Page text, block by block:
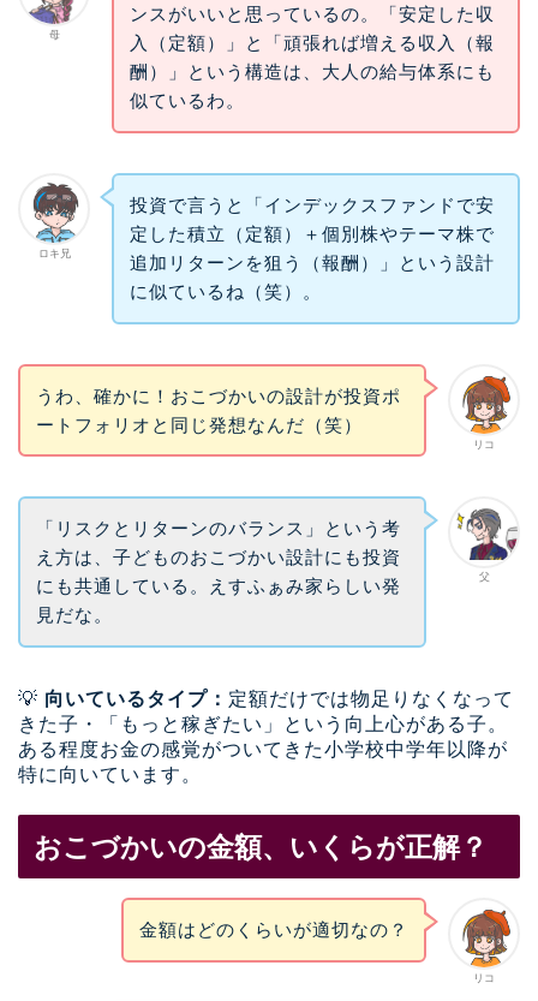
母
ンスがいいと思っているの。「安定した収
入（定額）」と「頑張れば増える収入（報
酬）」という構造は、大人の給与体系にも
似ているわ。
ロキ兄
投資で言うと「インデックスファンドで安
定した積立（定額）＋個別株やテーマ株で
追加リターンを狙う（報酬）」という設計
に似ているね（笑）。
リコ
うわ、確かに！おこづかいの設計が投資ポ
ートフォリオと同じ発想なんだ（笑）
父
「リスクとリターンのバランス」という考
え方は、子どものおこづかい設計にも投資
にも共通している。えすふぁみ家らしい発
見だな。
💡 向いているタイプ： 定額だけでは物足りなくなって
きた子・「もっと稼ぎたい」という向上心がある子。
ある程度お金の感覚がついてきた小学校中学年以降が
特に向いています。
おこづかいの金額、いくらが正解？
リコ
金額はどのくらいが適切なの？